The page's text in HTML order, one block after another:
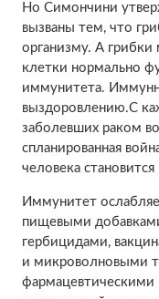
Но Симончини
вызваны тем, что
организму. А
клетки нормально
иммунитета.
выздоровлению.С
заболевших раком
спланированная
человека
Иммунитет
пищевыми
гербицидами,
и микроволновыми
фармацевтическими